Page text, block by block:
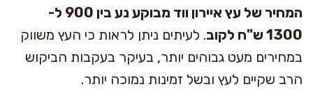
המחיר של עץ איירון ווד מבוקע נע בין 900 ל-
1300 ש"ח לקוב
. לעיתים ניתן לראות כי העץ משווק
במחירים מעט גבוהים יותר, בעיקר בעקבות הביקוש
הרב שקיים לעץ ובשל זמינות נמוכה יותר.